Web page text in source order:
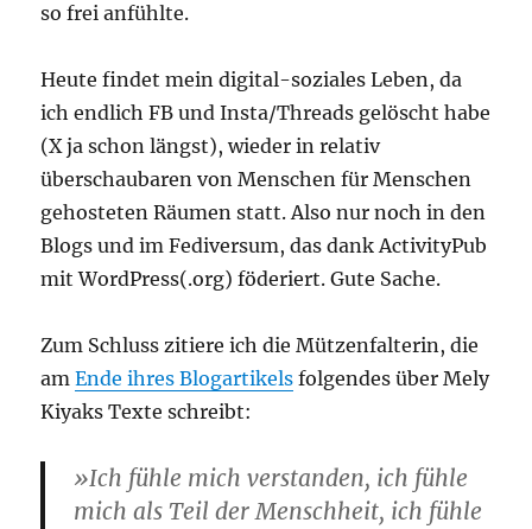
so frei anfühlte.
Heute findet mein digital-soziales Leben, da
ich endlich FB und Insta/Threads gelöscht habe
(X ja schon längst), wieder in relativ
überschaubaren von Menschen für Menschen
gehosteten Räumen statt. Also nur noch in den
Blogs und im Fediversum, das dank ActivityPub
mit WordPress(.org) föderiert. Gute Sache.
Zum Schluss zitiere ich die Mützenfalterin, die
amEnde ihres Blogartikels folgendes über Mely
Kiyaks Texte schreibt:
»Ich fühle mich verstanden, ich fühle
mich als Teil der Menschheit, ich fühle